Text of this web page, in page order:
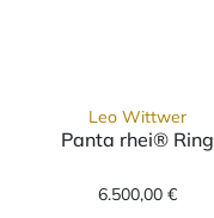
Leo Wittwer
Panta rhei® Ring
6.500,00 €